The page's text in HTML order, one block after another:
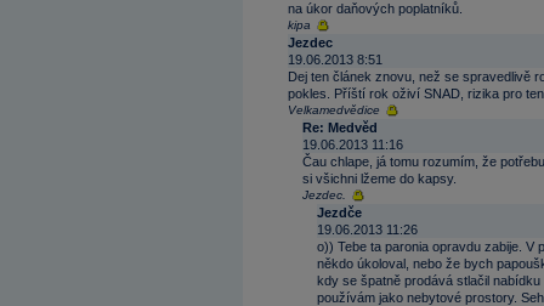
na úkor daňových poplatníků.
kipa
Jezdec
19.06.2013 8:51
Dej ten článek znovu, než se spravedlivě
pokles. Příští rok oživí SNAD, rizika pro
Velkamedvědice
Re: Medvěd
19.06.2013 11:16
Čau chlape, já tomu rozumím, že
si všichni lžeme do kapsy.
Jezdec.
Jezdče
19.06.2013 11:26
o)) Tebe ta paronia opravdu zabije. V
někdo úkoloval, nebo že bych
kdy se špatně prodává stlačil
používám jako nebytové prostory.